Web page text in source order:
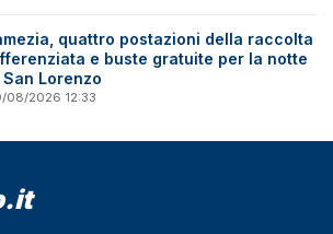
quattro postazioni della raccolta
e buste gratuite per la notte
San Lorenzo
08/2026 12:33